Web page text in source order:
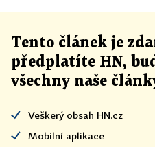
Tento článek je
předplatíte HN,
všechny naše
Veškerý obsah HN.cz
Mobilní aplikace